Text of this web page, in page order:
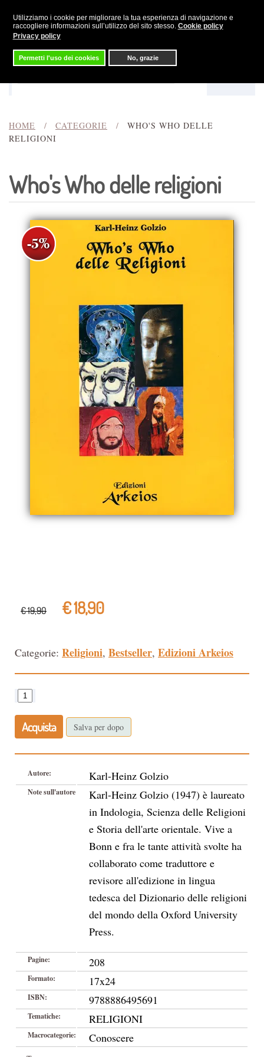
Utilizziamo i cookie per migliorare la tua esperienza di navigazione e
raccogliere informazioni sull’utilizzo del sito stesso. Cookie policy
Privacy policy
Permetti l'uso dei cookies No, grazie
Skip to main content
HOME CATEGORIE
WHO'S WHO DELLE
RELIGIONI
Who's Who delle religioni
€ 19,90 € 18,90
Categorie: Religioni, Bestseller, Edizioni Arkeios
Acquista Salva per dopo
Autore: Karl-Heinz Golzio
Note sull'autore
Karl-Heinz Golzio (1947) è laureato
in Indologia, Scienza delle Religioni
e Storia dell'arte orientale. Vive a
Bonn e fra le tante attività svolte ha
collaborato come traduttore e
revisore all'edizione in lingua
tedesca del Dizionario delle religioni
del mondo della Oxford University
Press.
Pagine: 208
Formato: 17x24
ISBN: 9788886495691
Tematiche: RELIGIONI
Macrocategorie: Conoscere